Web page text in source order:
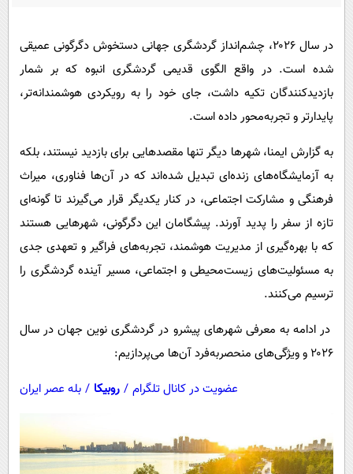
سیاست
سرگرمی
محیط زیست
سلامت
فرهنگی
داستان کوتاه
پیامک
در سال ۲۰۲۶، چشم‌انداز گردشگری جهانی دستخوش دگرگونی عمیقی
شده است. در واقع الگوی قدیمی گردشگری انبوه که بر شمار
بازدیدکنندگان تکیه داشت، جای خود را به رویکردی هوشمندانه‌تر،
پایدارتر و تجربه‌محور داده است.
به گزارش ایمنا، شهرها دیگر تنها مقصدهایی برای بازدید نیستند، بلکه
به آزمایشگاه‌های زنده‌ای تبدیل شده‌اند که در آن‌ها فناوری، میراث
فرهنگی و مشارکت اجتماعی، در کنار یکدیگر قرار می‌گیرند تا گونه‌ای
تازه از سفر را پدید آورند. پیشگامان این دگرگونی، شهرهایی هستند
که با بهره‌گیری از مدیریت هوشمند، تجربه‌های فراگیر و تعهدی جدی
به مسئولیت‌های زیست‌محیطی و اجتماعی، مسیر آینده گردشگری را
ترسیم می‌کنند.
در ادامه به معرفی شهرهای پیشرو در گردشگری نوین جهان در سال
۲۰۲۶ و ویژگی‌های منحصربه‌فرد آن‌ها می‌پردازیم:
عضویت در کانال تلگرام / روبیکا / بله عصر ایران